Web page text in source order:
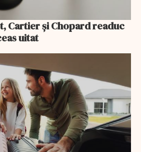
Cartier și Chopard readuc
uitat